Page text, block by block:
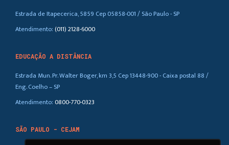
Estrada de Itapecerica, 5859 Cep 05858-001 / São Paulo - SP
Atendimento:(011) 2128-6000
EDUCAÇÃO A DISTÂNCIA
Estrada Mun. Pr. Walter Boger, km 3,5 Cep 13448-900 - Caixa postal 88 /
Eng. Coelho – SP
Atendimento:0800-770-0323
SÃO PAULO - CEJAM